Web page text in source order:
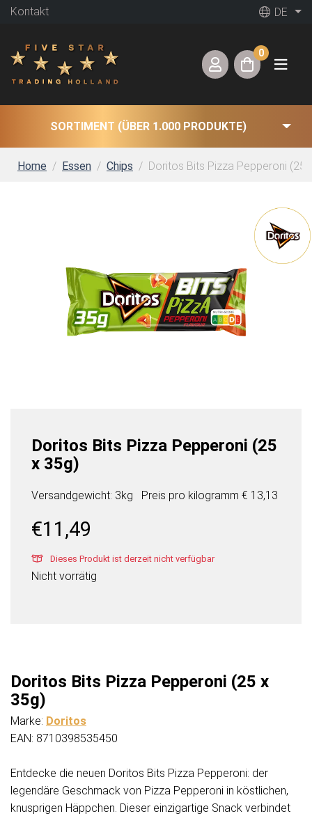
Kontakt DE
0
SORTIMENT (ÜBER 1.000 PRODUKTE)
Home Essen Chips Doritos Bits Pizza Pepperoni (25
Doritos Bits Pizza Pepperoni (25
x 35g)
Versandgewicht: 3kg Preis pro kilogramm € 13,13
€11,49
Dieses Produkt ist derzeit nicht verfügbar
Nicht vorrätig
Doritos Bits Pizza Pepperoni (25 x
35g)
Marke: Doritos
EAN: 8710398535450
Entdecke die neuen Doritos Bits Pizza Pepperoni: der
legendäre Geschmack von Pizza Pepperoni in köstlichen,
knusprigen Häppchen. Dieser einzigartige Snack verbindet